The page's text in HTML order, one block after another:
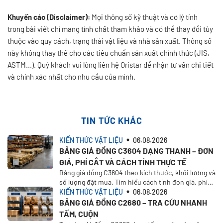
Khuyến cáo (Disclaimer): Mọi thông số kỹ thuật và cơ lý tính
trong bài viết chỉ mang tính chất tham khảo và có thể thay đổi tùy
thuộc vào quy cách, trạng thái vật liệu và nhà sản xuất. Thông số
này không thay thế cho các tiêu chuẩn sản xuất chính thức (JIS,
ASTM...). Quý khách vui lòng liên hệ Oristar để nhận tư vấn chi tiết
và chính xác nhất cho nhu cầu của mình.
TIN TỨC KHÁC
KIẾN THỨC VẬT LIỆU 06.08.2026
BẢNG GIÁ ĐỒNG C3604 DẠNG THANH – ĐƠN
GIÁ, PHÍ CẮT VÀ CÁCH TÍNH THỰC TẾ
Bảng giá đồng C3604 theo kích thước, khối lượng và
số lượng đặt mua. Tìm hiểu cách tính đơn giá, phí
cắt, VAT, vận chuyển và nhận báo giá tại Oristar
KIẾN THỨC VẬT LIỆU 06.08.2026
BẢNG GIÁ ĐỒNG C2680 – TRA CỨU NHANH
TẤM, CUỘN